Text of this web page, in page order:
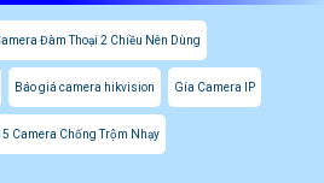
Đàm Thoại 2 Chiều Nên Dùng
Báo giá camera hikvision Gía Camera IP
5 Camera Chống Trộm Nhạy